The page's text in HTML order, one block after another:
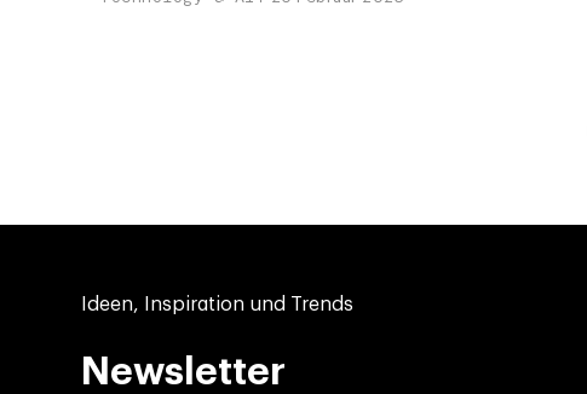
Ideen, Inspiration und Trends
Newsletter